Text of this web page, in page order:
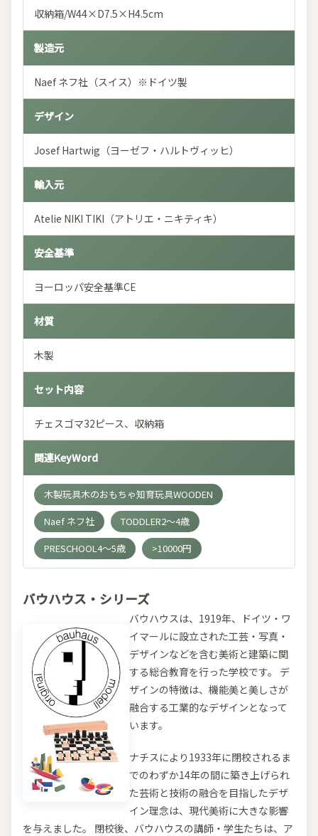
収納箱/W44×D7.5×H4.5cm
製造元
Naef ネフ社（スイス）※ドイツ製
デザイン
Josef Hartwig（ヨーゼフ・ハルトヴィッヒ）
輸入元
Atelie NIKI TIKI（アトリエ・ニキティキ）
安全基準
ヨーロッパ安全基準CE
材質
木製
セット内容
チェスゴマ32ピース、収納箱
関連KeyWord
木製玩具木のおもちゃ知育玩具WOODEN
Naef ネフ社
TODDLER2～4歳
PRESCHOOL4～5歳
>10000円
バウハウス・シリーズ
バウハウスは、1919年、ドイツ・ワ
イマールに設立された工芸・写真・
デザインなどを含む美術と建築に関
する総合教育を行った学校です。 デ
ザインの特徴は、機能美と美しさが
融合する工業的なデザインとなって
います。
ナチスにより1933年に閉校されるま
でのわずか14年の間に築き上げられ
た芸術と技術の融合を目指したデザ
イン理念は、現代美術に大きな影響
を与えました。 閉校後、バウハウスの講師・学生たちは、ア